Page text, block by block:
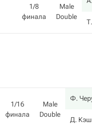
1/8
финала
Male
Double
1/16
финала
Male
Double
Ф.
Д. Кэш